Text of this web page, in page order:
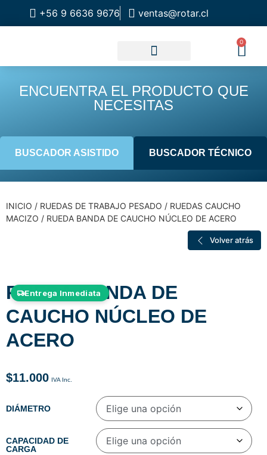
+56 9 6636 9676 ventas@rotar.cl
0
ENCUENTRA EL PRODUCTO QUE
NECESITAS
BUSCADOR ASISTIDO BUSCADOR TÉCNICO
INICIO / RUEDAS DE TRABAJO PESADO / RUEDAS CAUCHO
MACIZO / RUEDA BANDA DE CAUCHO NÚCLEO DE ACERO
Volver atrás
Entrega Inmediata
RUEDA BANDA DE
CAUCHO NÚCLEO DE
ACERO
$11.000
DIÁMETRO
CAPACIDAD DE
CARGA